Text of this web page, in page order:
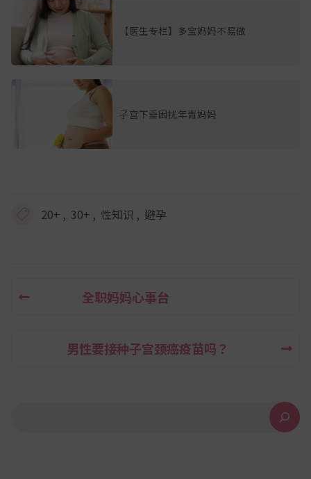
【医生专栏】多宝妈妈不易做
子宫下垂困扰年青妈妈
20+ , 30+ , 性知识 , 避孕
全职妈妈心事台
男性要接种子宫颈癌疫苗吗？